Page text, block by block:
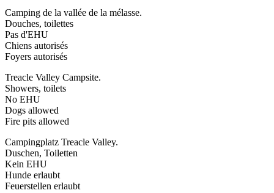
Camping de la vallée de la mélasse.
Douches, toilettes
Pas d'EHU
Chiens autorisés
Foyers autorisés
Treacle Valley Campsite.
Showers, toilets
No EHU
Dogs allowed
Fire pits allowed
Campingplatz Treacle Valley.
Duschen, Toiletten
Kein EHU
Hunde erlaubt
Feuerstellen erlaubt